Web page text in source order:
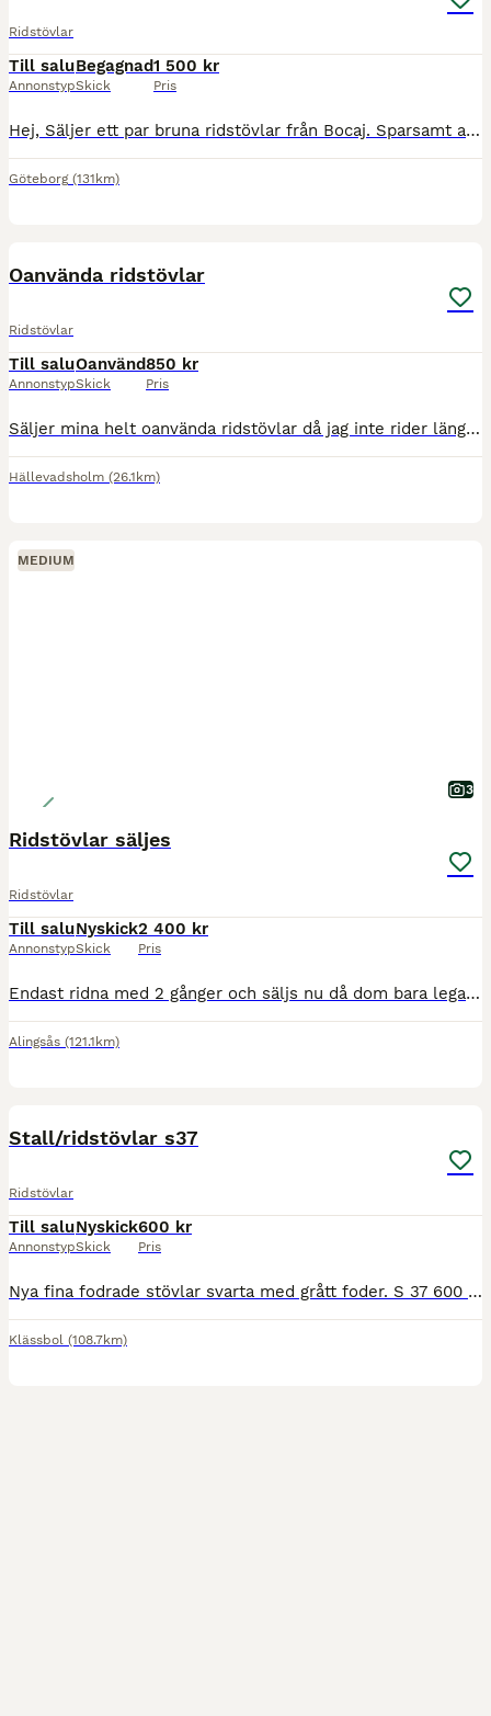
Ridstövlar
Till salu
Annonstyp
Begagnad
Skick
1 500 kr
Pris
Hej, Säljer ett par bruna ridstövlar från Bocaj. Sparsamt använda och mycket bekväma. Storlek 41. Hämtas i Göteborg alternativt skickas mot att köparen betalar frakten.
Göteborg (131km)
Oanvända ridstövlar
Ridstövlar
Till salu
Annonstyp
Oanvänd
Skick
850 kr
Pris
Säljer mina helt oanvända ridstövlar då jag inte rider längre. De är köpta ifrån hööks. Nypris 1199
Hällevadsholm (26.1km)
MEDIUM
3
Ridstövlar säljes
Ridstövlar
Till salu
Annonstyp
Nyskick
Skick
2 400 kr
Pris
Endast ridna med 2 gånger och säljs nu då dom bara legat i stövelväskan sen dess, lite smutsiga på bild men putsas till innan dom säljs. Storlek 41 - 4 high Jättesnygga, inga märken eller något, stöve
Alingsås (121.1km)
Stall/ridstövlar s37
Ridstövlar
Till salu
Annonstyp
Nyskick
Skick
600 kr
Pris
Nya fina fodrade stövlar svarta med grått foder. S 37 600 :- inkl frakt
Klässbol (108.7km)